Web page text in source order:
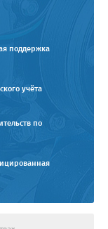
поддержка
учёта
по